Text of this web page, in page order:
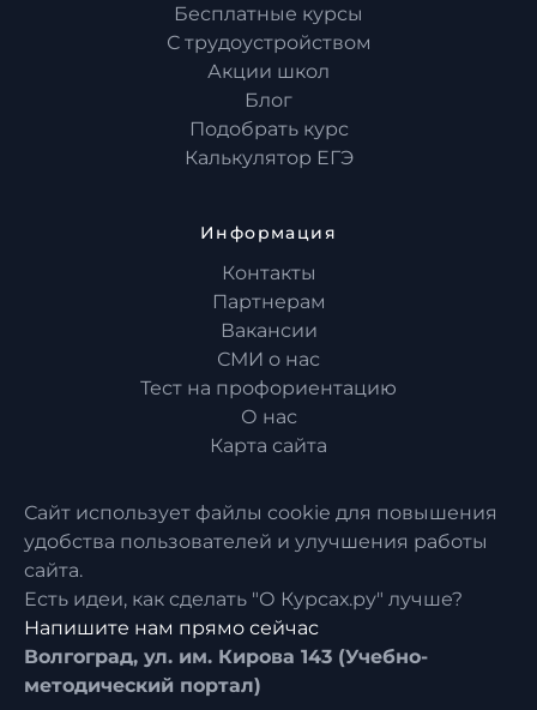
Бесплатные курсы
С трудоустройством
Акции школ
Блог
Подобрать курс
Калькулятор ЕГЭ
Информация
Контакты
Партнерам
Вакансии
СМИ о нас
Тест на профориентацию
О нас
Карта сайта
Сайт использует файлы cookie для повышения
удобства пользователей и улучшения работы
сайта.
Есть идеи, как сделать "О Курсах.ру" лучше?
Напишите нам прямо сейчас
Волгоград, ул. им. Кирова 143 (Учебно-
методический портал)